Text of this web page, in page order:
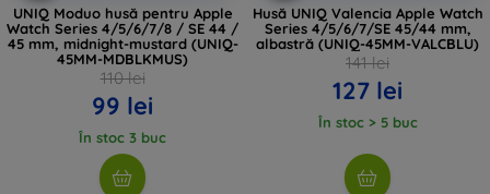
UNIQ Moduo husă pentru Apple
Watch Series 4/5/6/7/8 / SE 44 /
45 mm, midnight-mustard (UNIQ-
45MM-MDBLKMUS)
110 lei
99 lei
În stoc 3 buc
Husă UNIQ Valencia Apple Watch
Series 4/5/6/7/SE 45/44 mm,
albastră (UNIQ-45MM-VALCBLU)
141 lei
127 lei
În stoc > 5 buc